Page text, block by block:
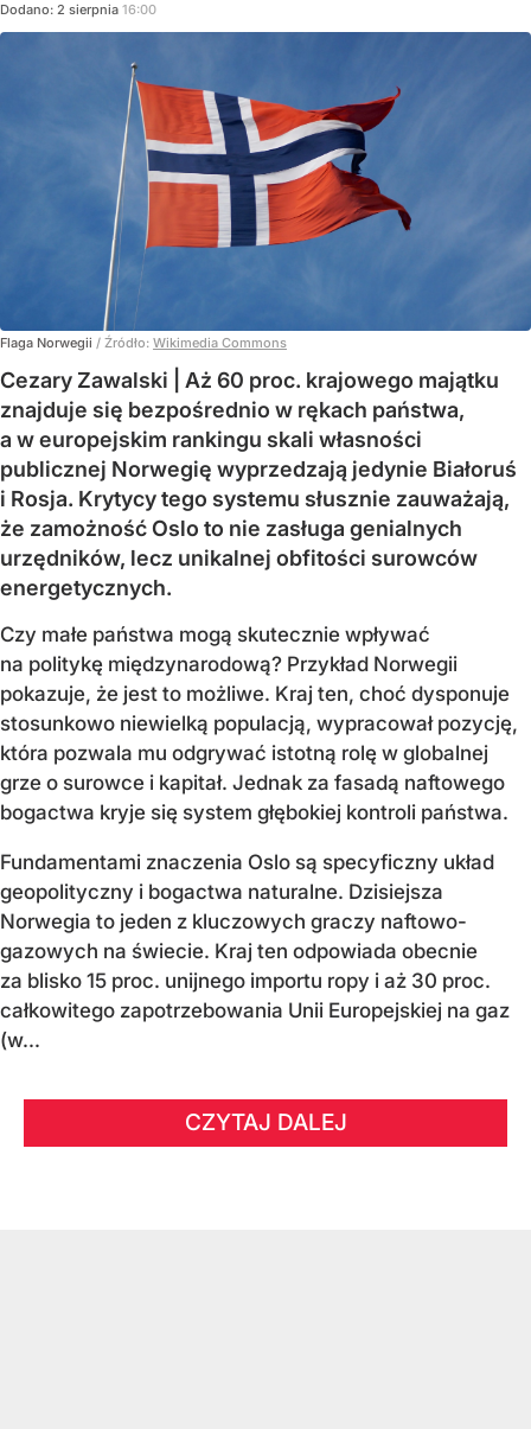
Dodano: 2 sierpnia 16:00
Flaga Norwegii / Źródło: Wikimedia Commons
Cezary Zawalski | Aż 60 proc. krajowego majątku
znajduje się bezpośrednio w rękach państwa,
a w europejskim rankingu skali własności
publicznej Norwegię wyprzedzają jedynie Białoruś
i Rosja. Krytycy tego systemu słusznie zauważają,
że zamożność Oslo to nie zasługa genialnych
urzędników, lecz unikalnej obfitości surowców
energetycznych.
Czy małe państwa mogą skutecznie wpływać
na politykę międzynarodową? Przykład Norwegii
pokazuje, że jest to możliwe. Kraj ten, choć dysponuje
stosunkowo niewielką populacją, wypracował pozycję,
która pozwala mu odgrywać istotną rolę w globalnej
grze o surowce i kapitał. Jednak za fasadą naftowego
bogactwa kryje się system głębokiej kontroli państwa.
Fundamentami znaczenia Oslo są specyficzny układ
geopolityczny i bogactwa naturalne. Dzisiejsza
Norwegia to jeden z kluczowych graczy naftowo-
gazowych na świecie. Kraj ten odpowiada obecnie
za blisko 15 proc. unijnego importu ropy i aż 30 proc.
całkowitego zapotrzebowania Unii Europejskiej na gaz
(w...
CZYTAJ DALEJ